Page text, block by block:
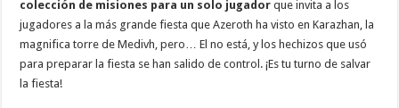
colección de misiones para un solo jugador que invita a los
jugadores a la más grande fiesta que Azeroth ha visto en Karazhan, la
magnifica torre de Medivh, pero… El no está, y los hechizos que usó
para preparar la fiesta se han salido de control. ¡Es tu turno de salvar
la fiesta!